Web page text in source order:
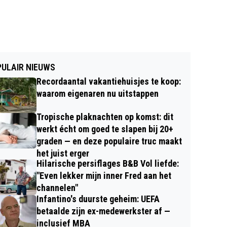
NIEUWS
Recordaantal vakantiehuisjes te koop:
waarom eigenaren nu uitstappen
Tropische plaknachten op komst: dit
werkt écht om goed te slapen bij 20+
graden — en deze populaire truc maakt
het juist erger
Hilarische persiflages B&B Vol liefde:
"Even lekker mijn inner Fred aan het
channelen"
Infantino's duurste geheim: UEFA
betaalde zijn ex-medewerkster af —
inclusief MBA